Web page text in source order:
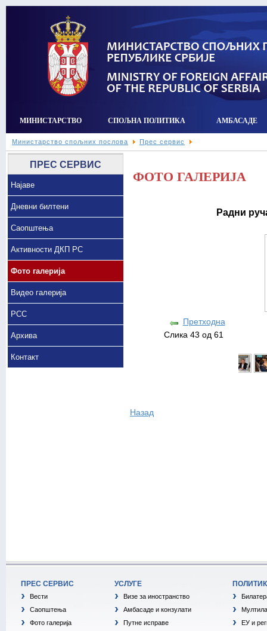
МИНИСТАРСТВО СПОЉНА ПОЛИТИКА АМБАСАДЕ
Министарство спољних послова Прес сервис
ПРЕС СЕРВИС
Најаве
Дневни билтени
Саопштења
Активности ДКП РС
Фото галерија
Видео галерија
РСС
Архива
Контакт
ФОТО ГАЛЕРИЈА
Радни
Претходна
Слика 43 од 61
Назад
ПРЕС СЕРВИС
Вести
Саопштења
Фото галерија
УСЛУГЕ
Визе за иностранство
Амбасаде и конзулати
Путне исправе
ЕУ и